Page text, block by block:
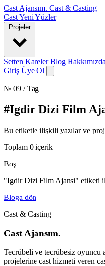
Cast Ajansım. Cast & Casting
CastYeni Yüzler
Projeler
Setten KarelerBlog Hakkımızda
Giriş Üye Ol
№ 09 / Tag
#Igdir Dizi Film
Bu etiketle ilişkili yazılar ve
Toplam 0 içerik
Boş
"Igdir Dizi Film Ajansi" etiketi
Bloga dön
Cast & Casting
Cast Ajansım.
Tecrübeli ve tecrübesiz oyuncu
projelerine cast hizmeti veren